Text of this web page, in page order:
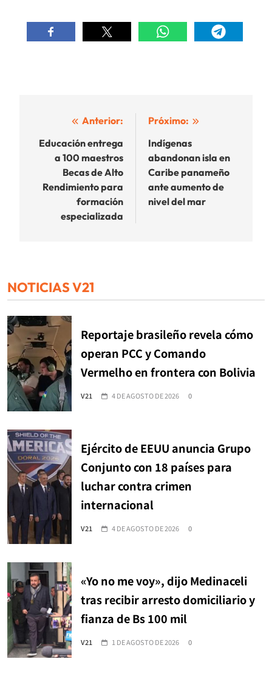
Navegación
de
entradas
Anterior:
Educación entrega
a 100 maestros
Becas de Alto
Rendimiento para
formación
especializada
Próximo:
Indígenas
abandonan isla en
Caribe panameño
ante aumento de
nivel del mar
NOTICIAS V21
Reportaje brasileño revela cómo
operan PCC y Comando
Vermelho en frontera con Bolivia
V21 4 DE AGOSTO DE 2026 0
Ejército de EEUU anuncia Grupo
Conjunto con 18 países para
luchar contra crimen
internacional
V21 4 DE AGOSTO DE 2026 0
«Yo no me voy», dijo Medinaceli
tras recibir arresto domiciliario y
fianza de Bs 100 mil
V21 1 DE AGOSTO DE 2026 0